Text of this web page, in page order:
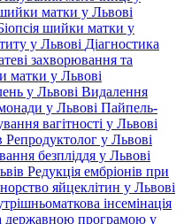
матки у Львові
шийки матки у
у Львові Діагностика
захворювання та
матки у Львові
у Львові Видалення
у Львові Пайпель-
вагітності у Львові
Репродуктолог у Львові
безпліддя у Львові
Редукція ембріонів при
яйцеклітин у Львові
інсемінація
державною програмою у